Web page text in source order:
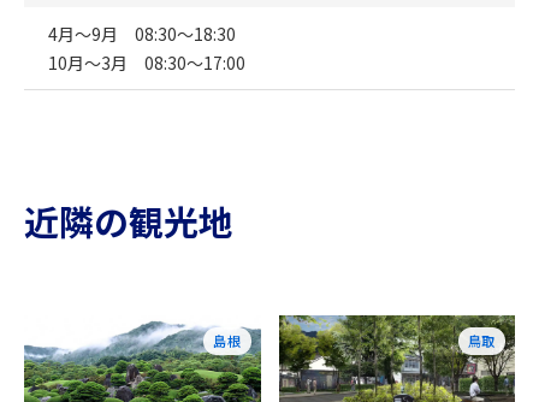
4月～9月 08:30～18:30
10月～3月 08:30～17:00
近隣の観光地
島根 鳥取